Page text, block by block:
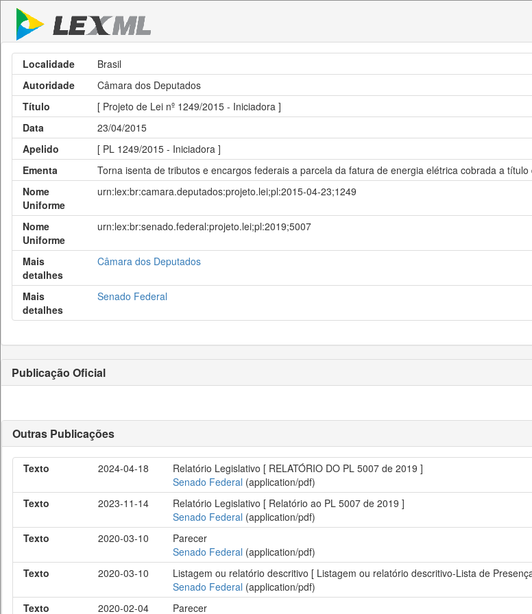
Localidade
Brasil
Autoridade
Câmara dos Deputados
Título
[ Projeto de Lei nº 1249/2015 - Iniciadora ]
Data
23/04/2015
Apelido
[ PL 1249/2015 - Iniciadora ]
Ementa
Torna isenta de tributos e encargos federais a parcela da fatura de energia elétrica cobrada a
Nome
Uniforme
urn:lex:br:camara.deputados:projeto.lei;pl:2015-04-23;1249
Nome
Uniforme
urn:lex:br:senado.federal:projeto.lei;pl:2019;5007
Mais
detalhes
Câmara dos Deputados
Mais
detalhes
Senado Federal
Publicação Oficial
Outras Publicações
Texto 2024-04-18
Relatório Legislativo [ RELATÓRIO DO PL 5007 de 2019 ]
Senado Federal (application/pdf)
Texto
2023-11-14
Relatório Legislativo [ Relatório ao PL 5007 de 2019 ]
Senado Federal (application/pdf)
Texto
2020-03-10
Parecer
Senado Federal (application/pdf)
Texto
2020-03-10
Listagem ou relatório descritivo [ Listagem ou relatório descritivo-Lista de
Senado Federal (application/pdf)
Texto
2020-02-04 Parecer